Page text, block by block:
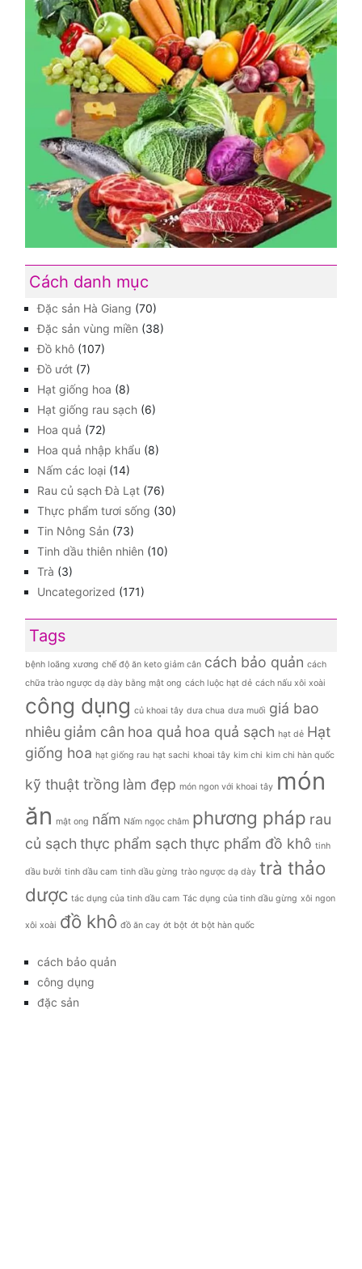
Cách danh mục
Đặc sản Hà Giang (70)
Đặc sản vùng miền (38)
Đồ khô (107)
Đồ ướt (7)
Hạt giống hoa (8)
Hạt giống rau sạch (6)
Hoa quả (72)
Hoa quả nhập khẩu (8)
Nấm các loại (14)
Rau củ sạch Đà Lạt (76)
Thực phẩm tươi sống (30)
Tin Nông Sản (73)
Tinh dầu thiên nhiên (10)
Trà (3)
Uncategorized (171)
Tags
bệnh loãng xương chế độ ăn keto giảm cân cách bảo quản cách
chữa trào ngược dạ dày bằng mật ong cách luộc hạt dẻ cách nấu xôi xoài
công dụng củ khoai tây dưa chua dưa muối giá bao
nhiêu giảm cân hoa quả hoa quả sạch hạt dẻ Hạt
giống hoa hạt giống rau hạt sachi khoai tây kim chi kim chi hàn quốc
kỹ thuật trồng làm đẹp món ngon với khoai tây món
ăn mật ong nấm Nấm ngọc châm phương pháp rau
củ sạch thực phẩm sạch thực phẩm đồ khô tinh
dầu bưởi tinh dầu cam tinh dầu gừng trào ngược dạ dày trà thảo
dược tác dụng của tinh dầu cam Tác dụng của tinh dầu gừng xôi ngon
xôi xoài đồ khô đồ ăn cay ớt bột ớt bột hàn quốc
cách bảo quản
công dụng
đặc sản